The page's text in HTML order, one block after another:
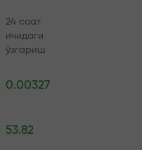
24 соат
ичидаги
ўзгариш
0.00327
53.82
билан аналитика